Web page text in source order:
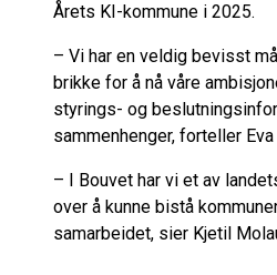
Årets KI-kommune i 2025.
– Vi har en veldig bevisst
brikke for å nå våre
styrings- og
sammenhenger, forteller
– I Bouvet har vi et av
over å kunne bistå
samarbeidet, sier Kjetil